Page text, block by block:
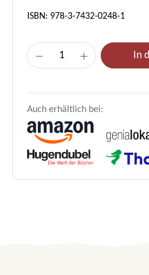
ISBN: 978-3-7432-0248-1
Produkt Anzahl: GibIn
Auch erhältlich bei: